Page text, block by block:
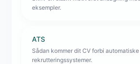
eksempler.
ATS
Sådan kommer dit CV forbi automatiske
rekrutteringssystemer.